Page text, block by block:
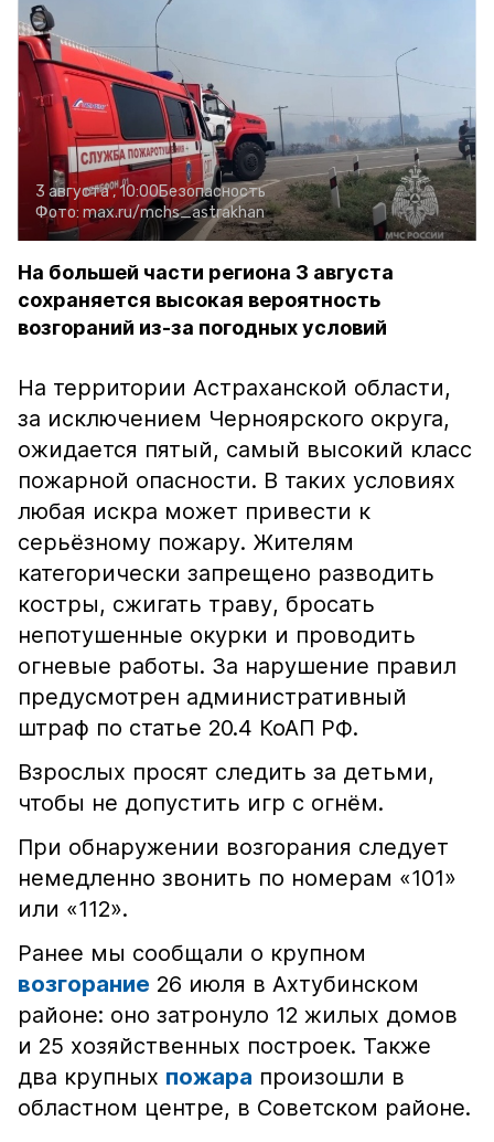
3 августа , 10:00Безопасность
Фото: max.ru/mchs_astrakhan
На большей части региона 3 августа
сохраняется высокая вероятность
возгораний из-за погодных условий
На территории Астраханской области,
за исключением Черноярского округа,
ожидается пятый, самый высокий класс
пожарной опасности. В таких условиях
любая искра может привести к
серьёзному пожару. Жителям
категорически запрещено разводить
костры, сжигать траву, бросать
непотушенные окурки и проводить
огневые работы. За нарушение правил
предусмотрен административный
штраф по статье 20.4 КоАП РФ.
Взрослых просят следить за детьми,
чтобы не допустить игр с огнём.
При обнаружении возгорания следует
немедленно звонить по номерам «101»
или «112».
Ранее мы сообщали о крупном
возгорание 26 июля в Ахтубинском
районе: оно затронуло 12 жилых домов
и 25 хозяйственных построек. Также
два крупных пожара произошли в
областном центре, в Советском районе.